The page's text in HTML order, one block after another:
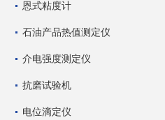
恩式粘度计
石油产品热值测定仪
介电强度测定仪
抗磨试验机
电位滴定仪